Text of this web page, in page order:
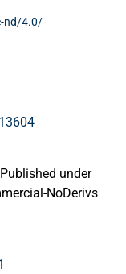
nd/4.0/
under
NoDerivs